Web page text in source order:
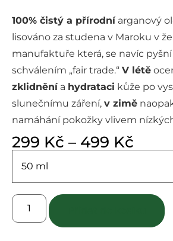
z
100% čistý a přírodníarganový
lisováno za studena v Maroku v
manufaktuře která, se navíc
schválením „fair trade.“ V létě
zklidněnía hydrataci kůže po
slunečnímu záření, v zimě
namáhání pokožky vlivem
299 Kč – 499 Kč